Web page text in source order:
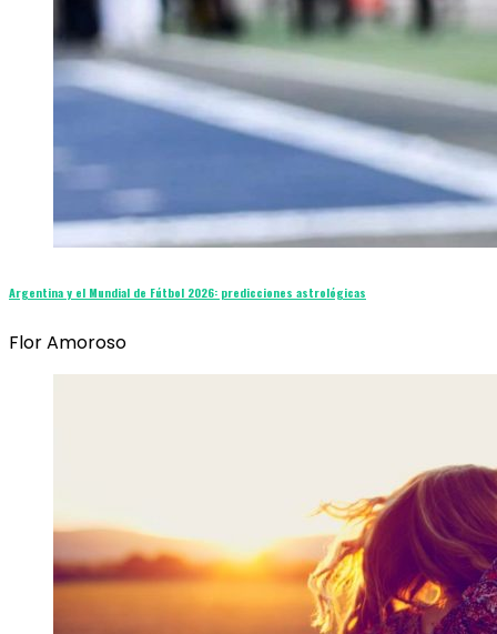
Argentina y el Mundial de Fútbol 2026: predicciones astrológicas
Flor Amoroso